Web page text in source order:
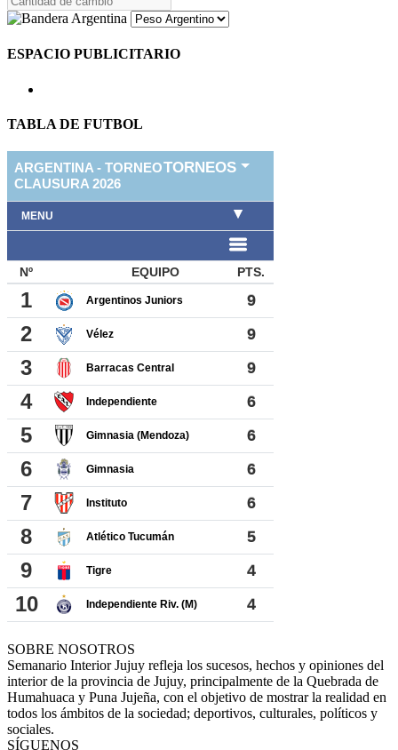
ESPACIO PUBLICITARIO
TABLA DE FUTBOL
SOBRE NOSOTROS
Semanario Interior Jujuy refleja los sucesos, hechos y opiniones del
interior de la provincia de Jujuy, principalmente de la Quebrada de
Humahuaca y Puna Jujeña, con el objetivo de mostrar la realidad en
todos los ámbitos de la sociedad; deportivos, culturales, políticos y
sociales.
SÍGUENOS